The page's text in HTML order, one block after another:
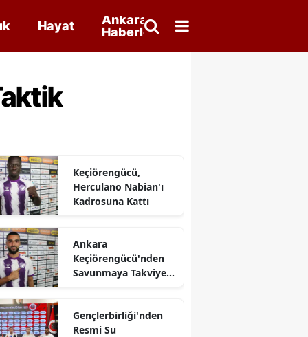
Hayat
Ankara
Haberleri
Keçiörengücü,
Herculano Nabian'ı
Kadrosuna Kattı
Ankara
Keçiörengücü'nden
Savunmaya Takviye:
Gençlerbirliği'nden
Resmi Su